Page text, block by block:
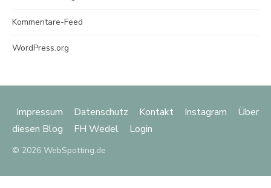
Kommentare-Feed
WordPress.org
Impressum Datenschutz Kontakt Instagram
Über
diesen Blog
FH Wedel Login
© 2026 WebSpotting.de